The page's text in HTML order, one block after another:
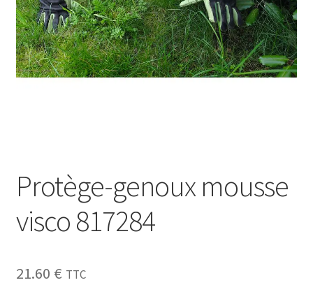
Pro.
0.00 €
Protège-genoux mousse
visco 817284
21.60 € TTC